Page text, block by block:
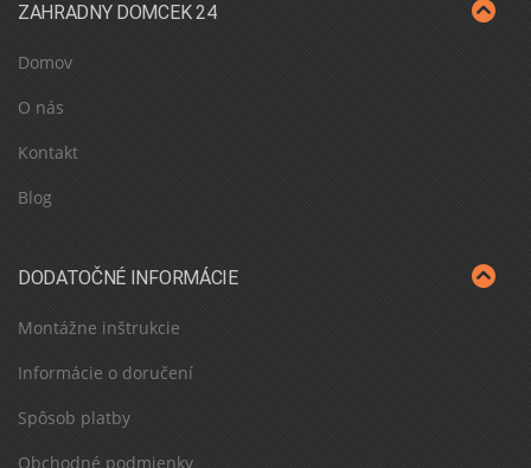
ZAHRADNY DOMCEK 24
Domov
O nás
Kontakt
Blog
DODATOČNÉ INFORMÁCIE
Montážne inštrukcie
Informácie o doručení
Spôsob platby
Obchodné podmienky